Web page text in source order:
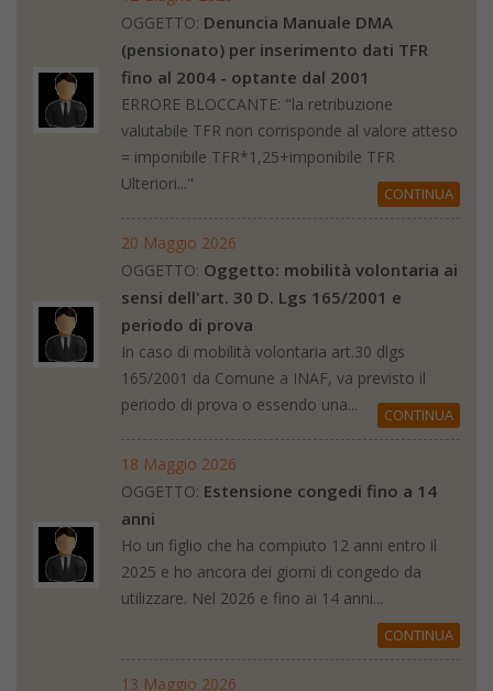
OGGETTO: Denuncia Manuale DMA
(pensionato) per inserimento dati TFR
fino al 2004 - optante dal 2001
ERRORE BLOCCANTE: "la retribuzione
valutabile TFR non corrisponde al valore atteso
= imponibile TFR*1,25+imponibile TFR
Ulteriori..."
CONTINUA
20 Maggio 2026
OGGETTO: Oggetto: mobilità volontaria ai
sensi dell'art. 30 D. Lgs 165/2001 e
periodo di prova
In caso di mobilità volontaria art.30 dlgs
165/2001 da Comune a INAF, va previsto il
periodo di prova o essendo una...
CONTINUA
18 Maggio 2026
OGGETTO: Estensione congedi fino a 14
anni
Ho un figlio che ha compiuto 12 anni entro il
2025 e ho ancora dei giorni di congedo da
utilizzare. Nel 2026 e fino ai 14 anni...
CONTINUA
13 Maggio 2026